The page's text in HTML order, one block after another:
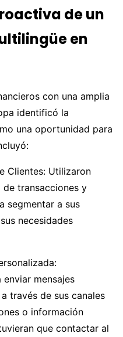
de un
en
con una amplia
identificó la
una oportunidad para
Clientes: Utilizaron
transacciones y
segmentar a sus
necesidades
mensajes
través de sus canales
o información
que contactar al